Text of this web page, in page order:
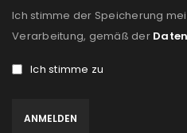
Ich stimme der Speicherung
Verarbeitung, gemäß der
Ich stimme zu